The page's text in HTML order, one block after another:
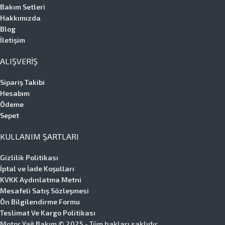
Bakım Setleri
Hakkımızda
Blog
İletişim
ALIŞVERIŞ
Sipariş Takibi
Hesabım
Ödeme
Sepet
KULLANIM ŞARTLARI
Gizlilik Politikası
İptal ve İade Koşulları
KVKK Aydınlatma Metni
Mesafeli Satış Sözleşmesi
Ön Bilgilendirme Formu
Teslimat Ve Kargo Politikası